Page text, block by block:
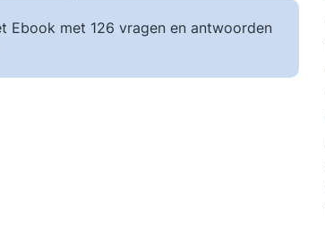
Ebook met 126 vragen en antwoorden